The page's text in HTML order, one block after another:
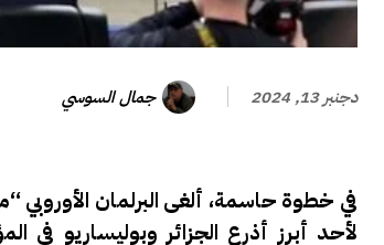
دجنبر 13, 2024 جمال السوسي
في خطوة حاسمة، ألغى البرلمان الأوروبي
لأحد أبرز أذرع الجزائر وبوليساريو في